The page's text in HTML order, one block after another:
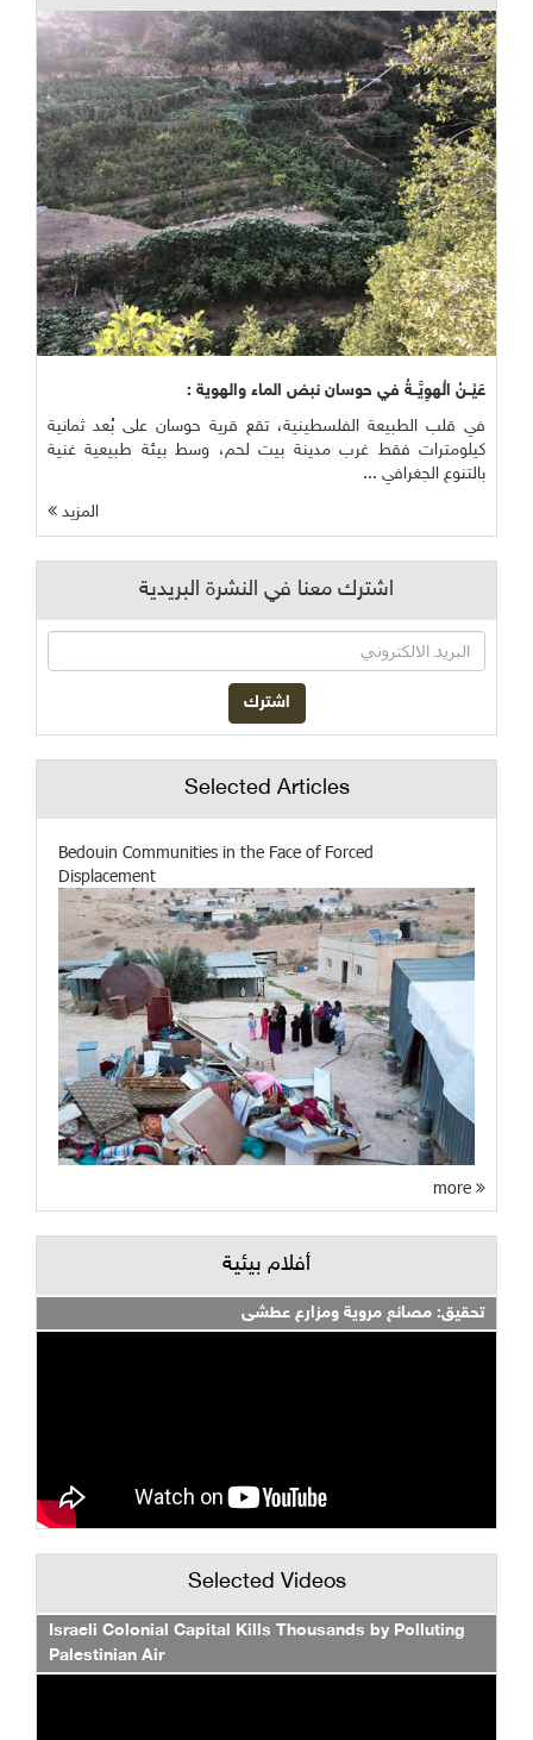
عَيْــنُ الْهوِيَّــةُ في حوسان نبض الماء والهوية :
في قلب الطبيعة الفلسطينية، تقع قرية حوسان على بُعد ثمانية
كيلومترات فقط غرب مدينة بيت لحم، وسط بيئة طبيعية غنية
بالتنوع الجغرافي ...
المزيد
اشترك معنا في النشرة البريدية
Selected Articles
Bedouin Communities in the Face of Forced
Displacement
أفلام بيئية
تحقيق: مصانع مروية ومزارع عطشى
Selected Videos
Israeli Colonial Capital Kills Thousands by Polluting
Palestinian Air